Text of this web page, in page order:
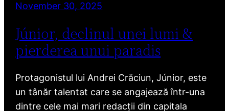
November 30, 2025
Júnior, declinul unei lumi &
pierderea unui paradis
Protagonistul lui Andrei Crăciun, Júnior, este
un tânăr talentat care se angajează într-una
dintre cele mai mari redacții din capitala